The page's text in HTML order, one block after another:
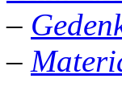
–
–